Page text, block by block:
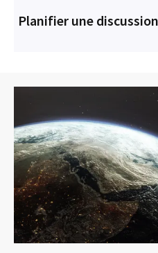
Planifier une discussion